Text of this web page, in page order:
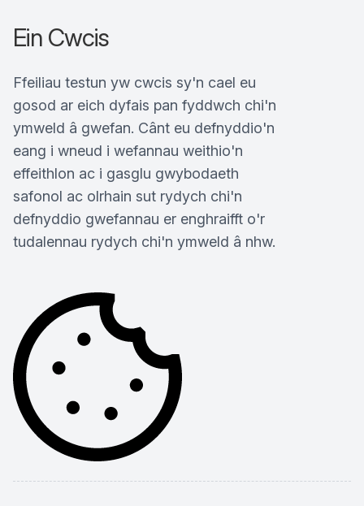
Ein Cwcis
Ffeiliau testun yw cwcis sy'n cael eu
gosod ar eich dyfais pan fyddwch chi'n
ymweld â gwefan. Cânt eu defnyddio'n
eang i wneud i wefannau weithio'n
effeithlon ac i gasglu gwybodaeth
safonol ac olrhain sut rydych chi'n
defnyddio gwefannau er enghraifft o'r
tudalennau rydych chi'n ymweld â nhw.